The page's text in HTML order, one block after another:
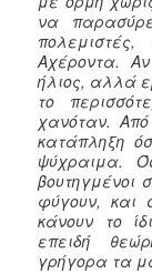
να
Αχέροντα.
ήλιος, αλλά
το
χανόταν.
κατάπληξη
ψύχραιμα.
βουτηγμένοι
φύγουν, και
κάνουν το
επειδή
γρήγορα τα